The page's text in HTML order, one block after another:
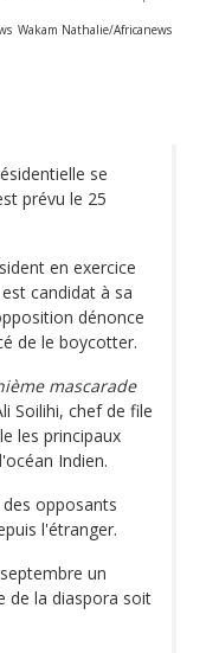
Wakam Nathalie/Africanews
se
prévu le 25
en exercice
candidat à sa
dénonce
de le boycotter.
mascarade
Soilihi, chef de file
les principaux
Indien.
des opposants
l'étranger.
un
de la diaspora soit